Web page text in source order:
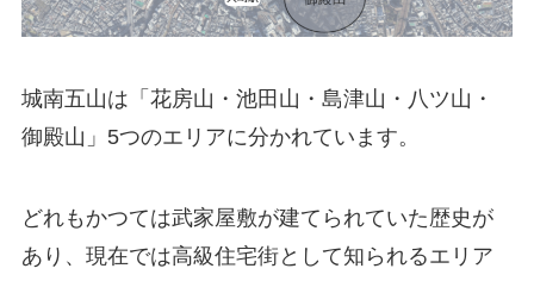
城南五山は「花房山・池田山・島津山・八ツ山・
御殿山」5つのエリアに分かれています。
どれもかつては武家屋敷が建てられていた歴史が
あり、現在では高級住宅街として知られるエリア